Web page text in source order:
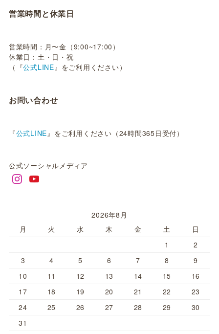
営業時間と休業日
営業時間：月〜金（9:00~17:00）
休業日：土・日・祝
（『公式LINE 』をご利用ください）
お問い合わせ
『公式LINE 』をご利用ください（24時間365日受付）
公式ソーシャルメディア
2026年8月
月
火 水 木 金 土
日
1
2
3
4 5 6 7 8
9
10
11 12 13 14 15
16
17
18 19 20 21 22
23
24
25 26 27 28 29
30
31